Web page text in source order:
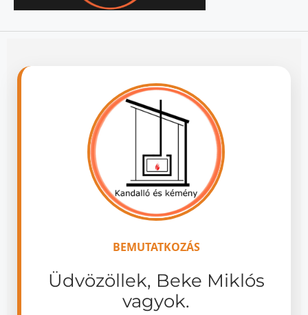
BEMUTATKOZÁS
Üdvözöllek, Beke Miklós
vagyok.